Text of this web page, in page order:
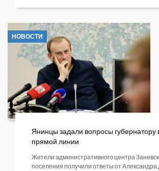
НОВОСТИ
Янинцы задали вопросы губернатору
прямой линии
Жители административного центра
поселения получили ответы от Александра